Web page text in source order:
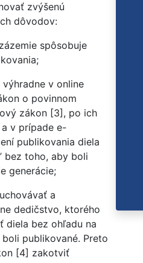
zvýšenú
dôvodov:
spôsobuje
v online
o povinnom
zákon [3], po ich
v prípade e-
publikovania diela
bez toho, aby boli
generácie;
a
dedičstvo, ktorého
diela bez ohľadu na
publikované. Preto
[4] zakotviť